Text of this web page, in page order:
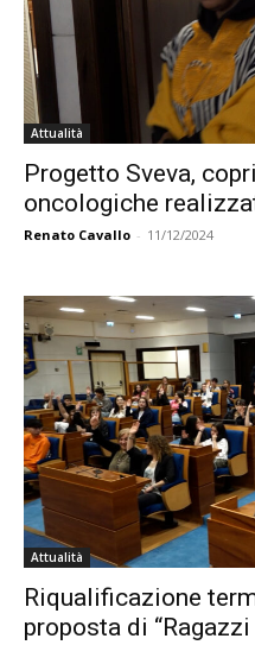
Attualità
Progetto Sveva,
oncologiche
Renato Cavallo - 11/12/2024
Attualità
Riqualificazione
proposta di “Ragazzi